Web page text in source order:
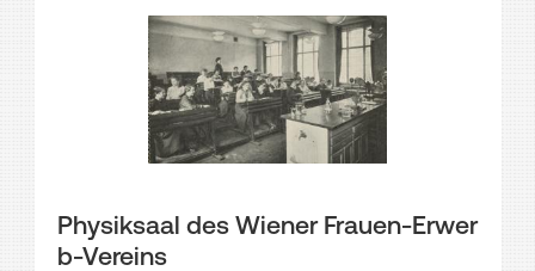
Physiksaal des Wiener Frauen-Erwer
b-Vereins